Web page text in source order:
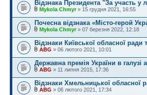
Відзнака Президента "За участь у
Mykola Chmyr» 15 грудня 2021, 16:55
Почесна відзнака «Місто-герой
Mykola Chmyr» 07 березня 2022, 12:18
Відзнаки Київської обласної ради
ABG » 06 лютого 2021, 10:01
Державна премія України в галузі
ABG » 11 липня 2015, 17:36
Відзнаки Хмельницької обласної
ABG » 06 лютого 2021, 17:34